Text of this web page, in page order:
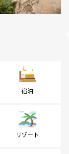
宿泊
リゾート